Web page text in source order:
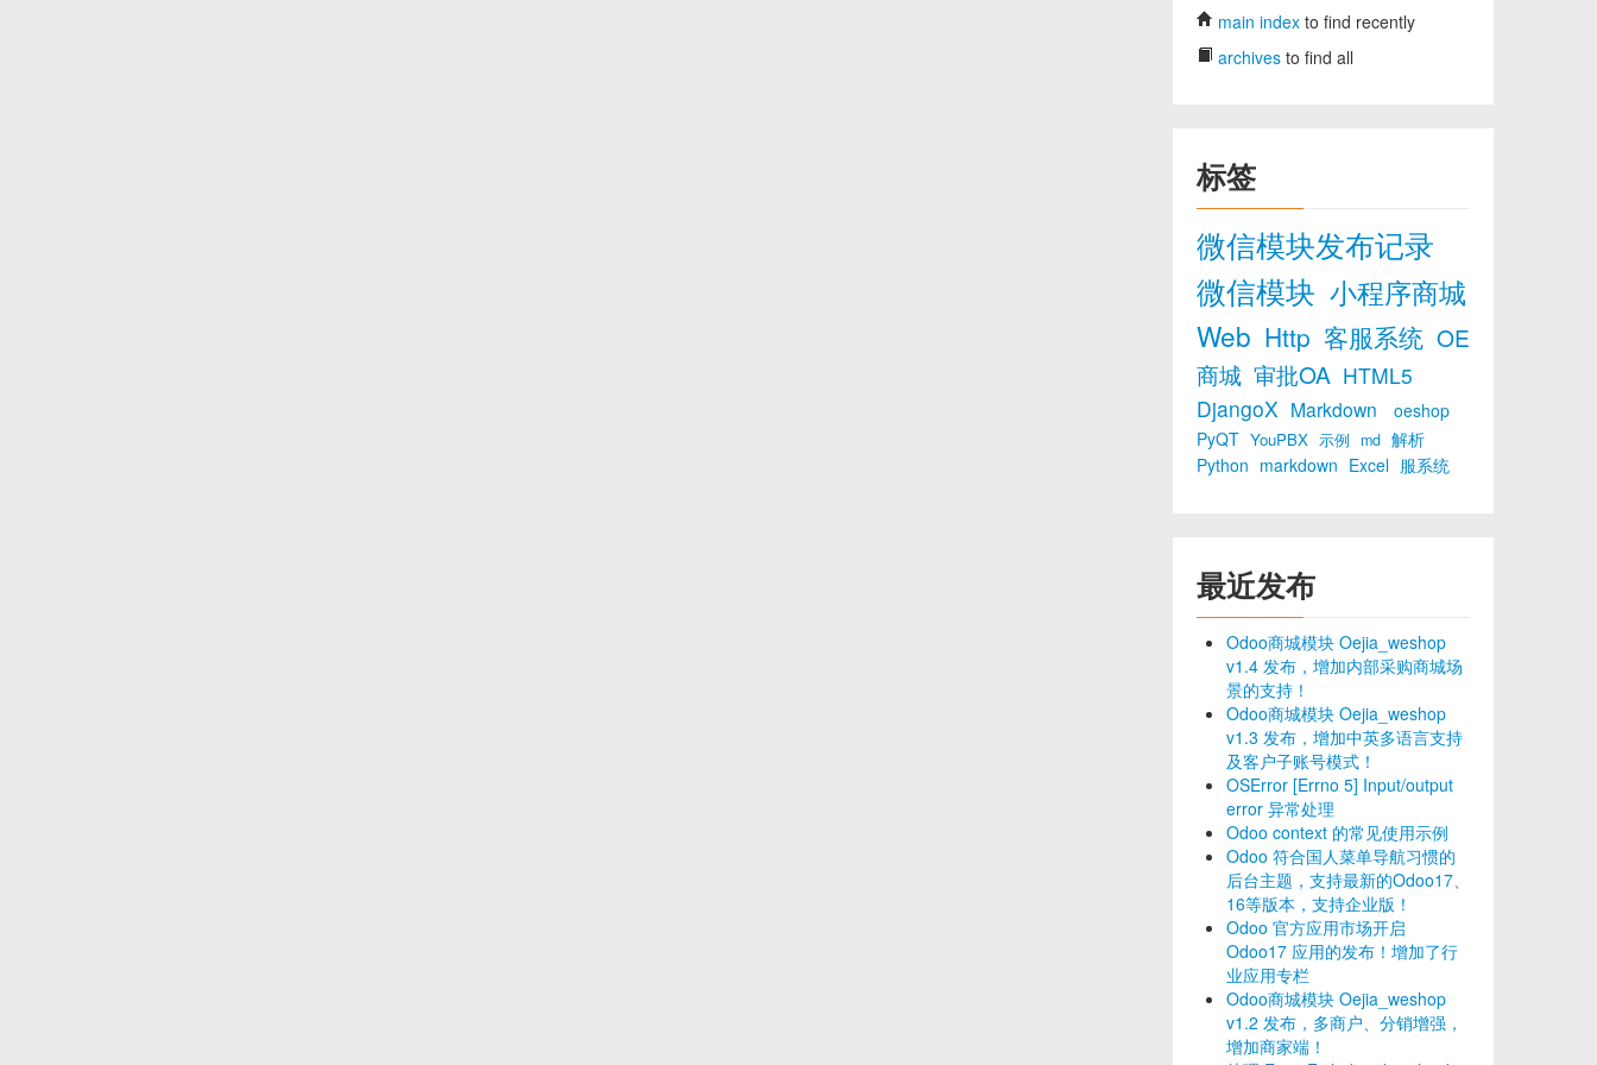
main index to find recently
archives to find all
标签
微信模块发布记录
微信模块 小程序商城
Web Http 客服系统 OE
商城 审批OA HTML5
DjangoX Markdown
oeshop
PyQT YouPBX 示例 md 解析
Python markdown Excel 服系统
最近发布
Odoo商城模块 Oejia_weshop
v1.4 发布，增加内部采购商城场
景的支持！
Odoo商城模块 Oejia_weshop
v1.3 发布，增加中英多语言支持
及客户子账号模式！
OSError [Errno 5] Input/output
error 异常处理
Odoo context 的常见使用示例
Odoo 符合国人菜单导航习惯的
后台主题，支持最新的Odoo17、
16等版本，支持企业版！
Odoo 官方应用市场开启
Odoo17 应用的发布！增加了行
业应用专栏
Odoo商城模块 Oejia_weshop
v1.2 发布，多商户、分销增强，
增加商家端！